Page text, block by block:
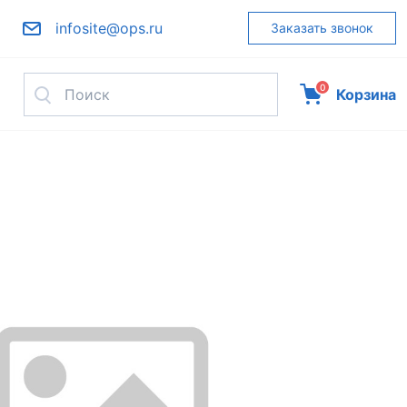
infosite@ops.ru Заказать звонок
0 Корзина